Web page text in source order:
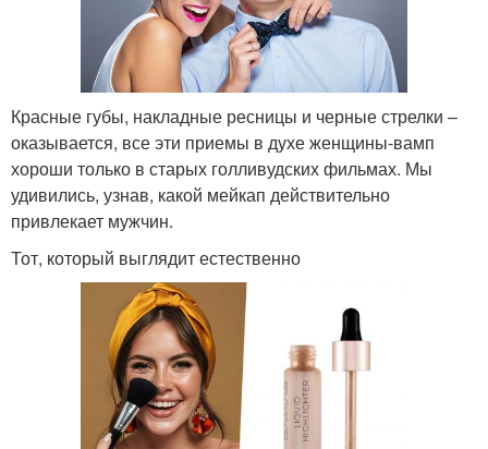
Красные губы, накладные ресницы и черные стрелки –
оказывается, все эти приемы в духе женщины-вамп
хороши только в старых голливудских фильмах. Мы
удивились, узнав, какой мейкап действительно
привлекает мужчин.
Тот, который выглядит естественно